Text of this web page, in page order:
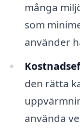
många
som
använder
den rätta
använda